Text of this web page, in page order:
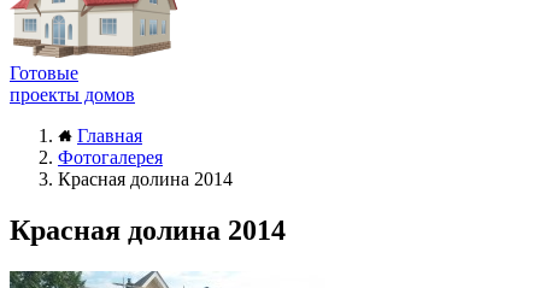
Готовые
проекты домов
Главная
Фотогалерея
Красная долина 2014
Красная долина 2014